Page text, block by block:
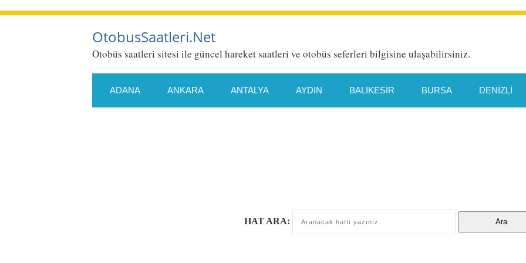
OtobusSaatleri.Net
Otobüs saatleri sitesi ile güncel hareket saatleri ve otobüs seferleri bilgisine ulaşabilirsiniz.
ADANA ANKARA ANTALYA AYDIN BALIKESIR BURSA DENIZLI
HAT ARA: